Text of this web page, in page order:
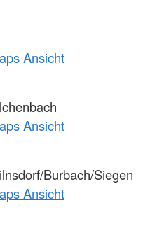
Ansicht
Ansicht
Burbach/Siegen
Ansicht